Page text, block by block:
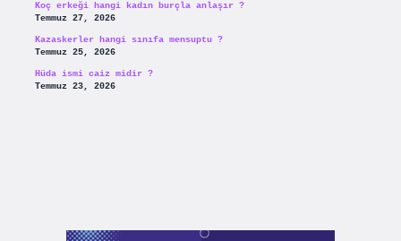
Koç erkeği hangi kadın burçla anlaşır ?
Temmuz 27, 2026
Kazaskerler hangi sınıfa mensuptu ?
Temmuz 25, 2026
Hüda ismi caiz midir ?
Temmuz 23, 2026